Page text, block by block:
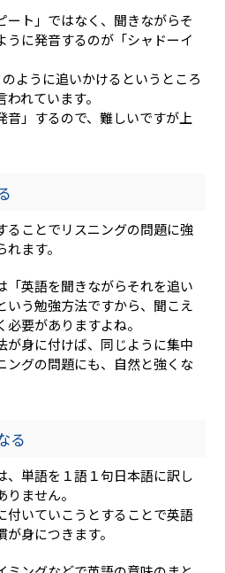
ート」ではなく、聞きながらそ
うに発音するのが「シャドーイ
ように追いかけるというところ
れています。
音」するので、難しいですが上
ることでリスニングの問題に強
ます。
「英語を聞きながらそれを追い
いう勉強方法ですから、聞こえ
要がありますよね。
が身に付けば、同じように集中
ングの問題にも、自然と強くな
る
、単語を１語１句日本語に訳し
ません。
付いていこうとすることで英語
身につきます。